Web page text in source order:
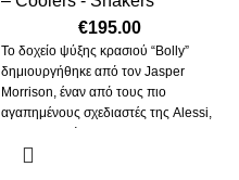
€195.00
Το δοχείο ψύξης κρασιού “Bolly”
δημιουργήθηκε από τον Jasper
Morrison, έναν από τους πιο
αγαπημένους σχεδιαστές της Alessi,